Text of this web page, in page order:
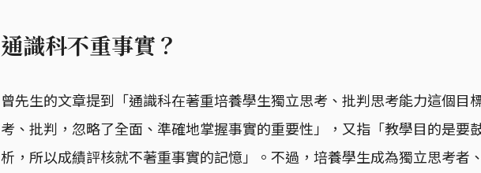
通識科不重事實？
曾先生的文章提到「通識科在著重培養學生獨立思考、批判思考能力這個目
考、批判，忽略了全面、準確地掌握事實的重要性」，又指「教學目的是要
析，所以成績評核就不著重事實的記憶」。不過，培養學生成為獨立思考者